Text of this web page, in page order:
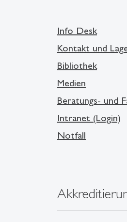
Info Desk
Kontakt und
Bibliothek
Medien
Beratungs- und
Intranet (Login)
Notfall